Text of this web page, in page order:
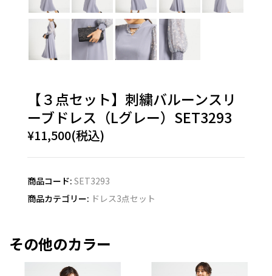
【３点セット】刺繍バルーンスリ
ーブドレス（Lグレー）SET3293
¥11,500(税込)
商品コード: SET3293
商品カテゴリー: ドレス3点セット
その他のカラー